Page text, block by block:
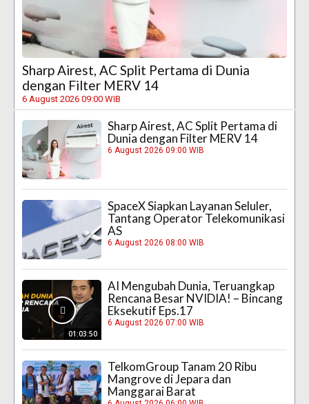
Sharp Airest, AC Split Pertama di Dunia
dengan Filter MERV 14
6 August 2026 09:00 WIB
Sharp Airest, AC Split Pertama di
Dunia dengan Filter MERV 14
6 August 2026 09:00 WIB
SpaceX Siapkan Layanan Seluler,
Tantang Operator Telekomunikasi
AS
6 August 2026 08:00 WIB
01:03:50
AI Mengubah Dunia, Teruangkap
Rencana Besar NVIDIA! – Bincang
Eksekutif Eps.17
6 August 2026 07:00 WIB
TelkomGroup Tanam 20 Ribu
Mangrove di Jepara dan
Manggarai Barat